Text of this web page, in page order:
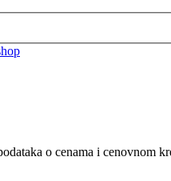
o cenama i cenovnom